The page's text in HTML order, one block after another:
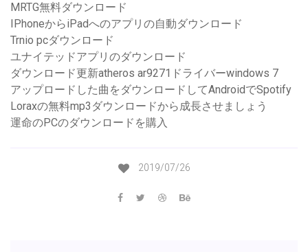
MRTG無料ダウンロード
IPhoneからiPadへのアプリの自動ダウンロード
Trnio pcダウンロード
ユナイテッドアプリのダウンロード
ダウンロード更新atheros ar9271ドライバーwindows 7
アップロードした曲をダウンロードしてAndroidでSpotify
Loraxの無料mp3ダウンロードから成長させましょう
運命のPCのダウンロードを購入
2019/07/26